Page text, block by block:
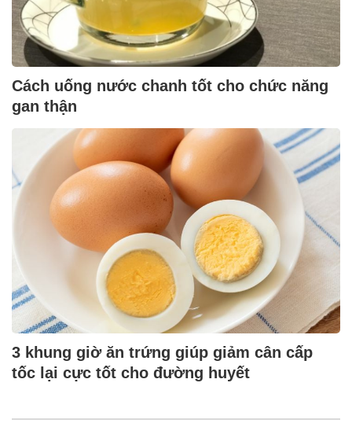
Cách uống nước chanh tốt cho chức năng
gan thận
3 khung giờ ăn trứng giúp giảm cân cấp
tốc lại cực tốt cho đường huyết